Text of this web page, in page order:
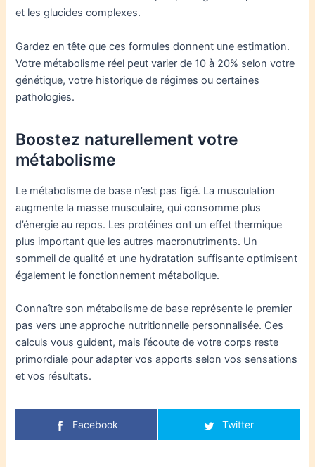
et les glucides complexes.
Gardez en tête que ces formules donnent une estimation.
Votre métabolisme réel peut varier de 10 à 20% selon votre
génétique, votre historique de régimes ou certaines
pathologies.
Boostez naturellement votre
métabolisme
Le métabolisme de base n’est pas figé. La musculation
augmente la masse musculaire, qui consomme plus
d’énergie au repos. Les protéines ont un effet thermique
plus important que les autres macronutriments. Un
sommeil de qualité et une hydratation suffisante optimisent
également le fonctionnement métabolique.
Connaître son métabolisme de base représente le premier
pas vers une approche nutritionnelle personnalisée. Ces
calculs vous guident, mais l’écoute de votre corps reste
primordiale pour adapter vos apports selon vos sensations
et vos résultats.
Facebook Twitter